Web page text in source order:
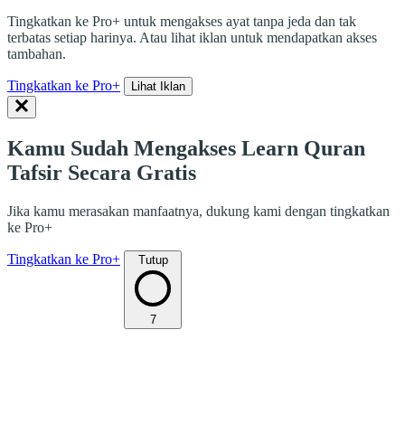
Tingkatkan ke Pro+ untuk mengakses ayat tanpa jeda dan tak
terbatas setiap harinya. Atau lihat iklan untuk mendapatkan akses
tambahan.
Tingkatkan ke Pro+ Lihat Iklan
Kamu Sudah Mengakses Learn Quran
Tafsir Secara Gratis
Jika kamu merasakan manfaatnya, dukung kami dengan tingkatkan
ke Pro+
Tingkatkan ke Pro+ Tutup
7